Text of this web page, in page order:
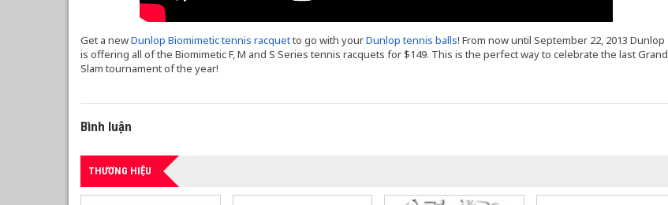
Get a newDunlop Biomimetic tennis racquetto go with yourDunlop tennis balls! From now until September 22, 2013 Dunlop
is offering all of the Biomimetic F, M and S Series tennis racquets for $149. This is the perfect way to celebrate the last Grand
Slam tournament of the year!
Bình luận
THƯƠNG HIỆU